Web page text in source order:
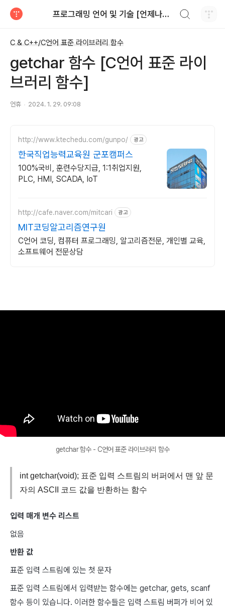
프로그래밍 언어 및 기술 [언제나휴일]
C & C++/C언어 표준 라이브러리 함수
getchar 함수 [C언어 표준 라이
브러리 함수]
언휴 2024. 1. 29. 09:08
http://www.ktechedu.com/gunpo/ 광고
한국직업능력교육원 군포캠퍼스
100%국비, 훈련수당지급, 1:1취업지원,
PLC, HMI, SCADA, IoT
http://cafe.naver.com/mitcari 광고
MIT코딩알고리즘연구원
C언어 코딩, 컴퓨터 프로그래밍, 알고리즘전문, 개인별 교육,
소프트웨어 전문상담
getchar 함수 - C언어 표준 라이브러리 함수
int getchar(void); 표준 입력 스트림의 버퍼에서 맨 앞 문
자의 ASCII 코드 값을 반환하는 함수
입력 매개 변수 리스트
없음
반환 값
표준 입력 스트림에 있는 첫 문자
표준 입력 스트림에서 입력받는 함수에는 getchar, gets, scanf
함수 등이 있습니다. 이러한 함수들은 입력 스트림 버퍼가 비어 있